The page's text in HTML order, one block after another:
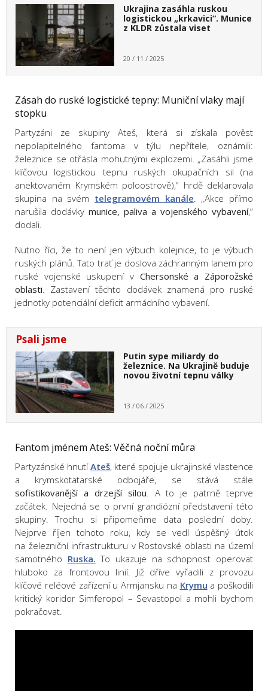
Ukrajina zasáhla ruskou
logistickou „krkavici“. Munice
z KLDR zůstala viset
20 / 11 / 2025
Zásah do ruské logistické tepny: Muniční vlaky mají
stopku
Partyzáni ze skupiny Ateš, která si získala pověst
nepolapitelného fantoma v týlu nepřítele, oznámili:
železnice se otřásla mohutnými explozemi. „Zasáhli jsme
klíčovou logistickou tepnu ruských okupačních sil (na
anektovaném Krymském poloostrově),“ hrdě deklarovala
skupina na svém telegramovém kanále. „Akce přímo
narušila dodávky munice, paliva a vojenského vybavení,“
dodali.
Nutno říci, že to není jen výbuch kolejnice, to je výbuch
ruských plánů. Tato trať je doslova záchranným lanem pro
ruské vojenské uskupení v Chersonské a Záporožské
oblasti. Zastavení těchto dodávek znamená pro ruské
jednotky potenciální deficit armádního vybavení.
Psali jsme
Putin sype miliardy do
železnice. Na Ukrajině buduje
novou životní tepnu války
13 / 06 / 2025
Fantom jménem Ateš: Věčná noční můra
Partyzánské hnutíAteš, které spojuje ukrajinské vlastence
a krymskotatarské odbojáře, se stává stále
sofistikovanější a drzejší silou . A to je patrně teprve
začátek. Nejedná se o první grandiózní představení této
skupiny. Trochu si připomeňme data poslední doby.
Nejprve říjen tohoto roku, kdy se vedl úspěšný útok
na železniční infrastrukturu v Rostovské oblasti na území
samotného Ruska. To ukazuje na schopnost operovat
hluboko za frontovou linií. Již dříve vyřadili z provozu
klíčové reléové zařízení u Armjansku na Krymu a poškodili
kritický koridor Simferopol – Sevastopol a mohli bychom
pokračovat.